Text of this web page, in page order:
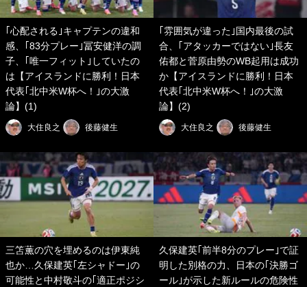
｢心配される｣キャプテンの違和
感、｢83分プレー｣冨安健洋の調
子、｢唯一フィット｣していたの
は【アイスランドに勝利！日本
代表｢北中米W杯へ！｣の大激
論】(1)
大住良之 後藤健生
｢雰囲気が違った｣国内最後の試
合、｢アタッカーではない｣長友
佑都と菅原由勢のWB起用は成功
か【アイスランドに勝利！日本
代表｢北中米W杯へ！｣の大激
論】(2)
大住良之 後藤健生
三笘薫の穴を埋めるのは伊東純
也か…久保建英｢左シャドー｣の
可能性と中村敬斗の｢適正ポジシ
久保建英｢前半8分のプレー｣で証
明した別格の力、日本の｢決勝ゴ
ール｣が示した新ルールの危険性